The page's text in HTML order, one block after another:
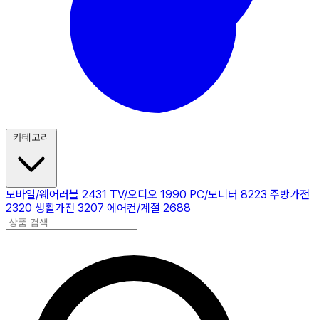
카테고리
모바일/웨어러블 2431 TV/오디오 1990 PC/모니터 8223 주방가전
2320 생활가전 3207 에어컨/계절 2688